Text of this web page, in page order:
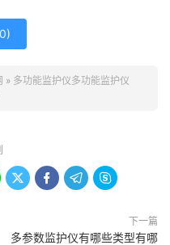
0)
» 多功能监护仪多功能监护仪
   
下一篇
多参数监护仪有哪些类型有哪